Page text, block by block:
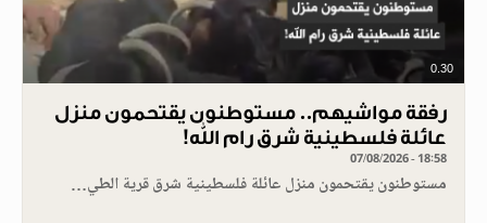
0.30
رفقة مواشيهم.. مستوطنون يقتحمون منزل
عائلة فلسطينية شرق رام الله!
07/08/2026 - 18:58
مستوطنون يقتحمون منزل عائلة فلسطينية شرق قرية الطي…